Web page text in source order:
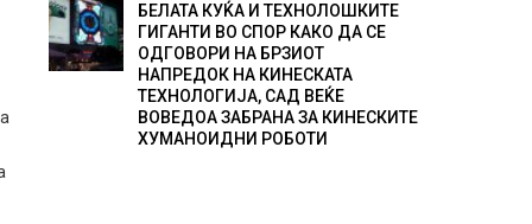
БЕЛАТА КУЌА И ТЕХНОЛОШКИТЕ
ГИГАНТИ ВО СПОР КАКО ДА СЕ
ОДГОВОРИ НА БРЗИОТ
НАПРЕДОК НА КИНЕСКАТА
ТЕХНОЛОГИЈА, САД ВЕЌЕ
ВОВЕДОА ЗАБРАНА ЗА КИНЕСКИТЕ
ХУМАНОИДНИ РОБОТИ